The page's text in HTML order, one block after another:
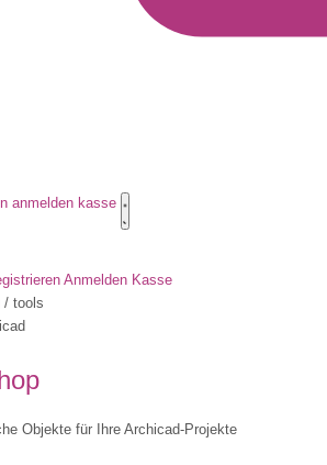
anmelden kasse
Anmelden Kasse
/ tools
Objekte für Ihre Archicad-Projekte